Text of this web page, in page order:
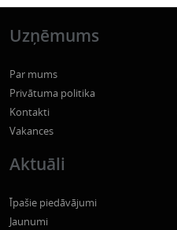
Uzņēmums
Par mums
Privātuma politika
Kontakti
Vakances
Aktuāli
Īpašie piedāvājumi
Jaunumi